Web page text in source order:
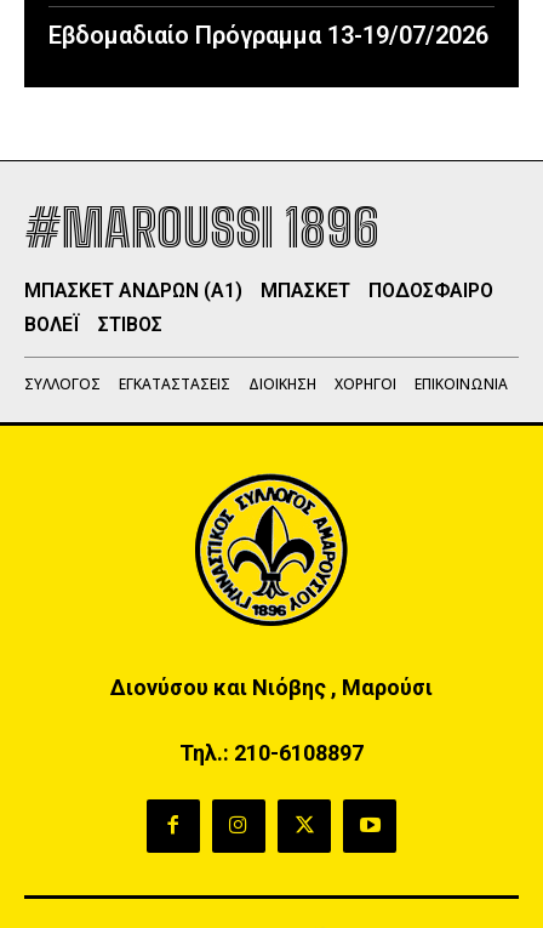
Εβδομαδιαίο Πρόγραμμα 13-19/07/2026
#MAROUSSI 1896
ΜΠΑΣΚΕΤ ΑΝΔΡΩΝ (Α1) ΜΠΑΣΚΕΤ
ΠΟΔΟΣΦΑΙΡΟ
ΒΟΛΕΪ
ΣΤΙΒΟΣ
ΣΥΛΛΟΓΟΣ ΕΓΚΑΤΑΣΤΑΣΕΙΣ ΔΙΟΙΚΗΣΗ ΧΟΡΗΓΟΙ ΕΠΙΚΟΙΝΩΝΙΑ
Διονύσου και Νιόβης , Μαρούσι
Τηλ.: 210-6108897